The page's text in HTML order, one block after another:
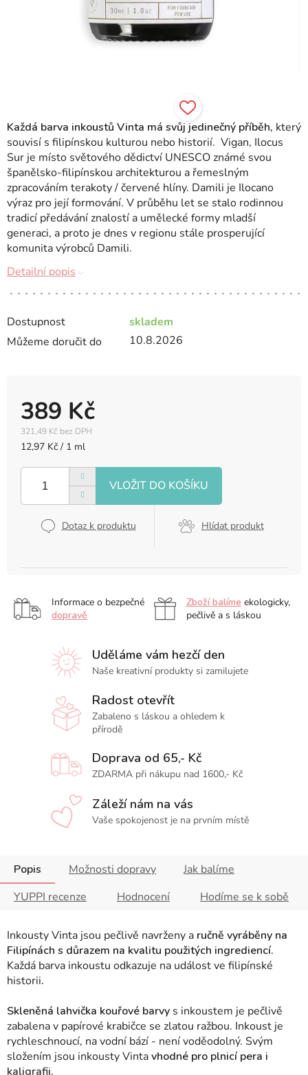
Dostupnost
skladem
Můžeme doručit do
10.8.2026
389 Kč
321,49 Kč bez DPH
Měrná
12,97 Kč / 1 ml
Dotaz k produktu Hlídat produkt
Každá barva inkoustů Vinta má svůj jedinečný příběh, který
souvisí s filipínskou kulturou nebo historií. Vigan, Ilocus
Sur je místo světového dědictví UNESCO známé svou
španělsko-filipínskou architekturou a řemeslným
zpracováním terakoty / červené hlíny. Damili je Ilocano
výraz pro její formování. V průběhu let se stalo rodinnou
tradicí předávání znalostí a umělecké formy mladší
generaci, a proto je dnes v regionu stále prosperující
komunita výrobců Damili.
Detailní popis
Informace o bezpečné
dopravě
Zboží balíme ekologicky,
pečlivě a s láskou
Uděláme vám hezčí den
Naše kreativní produkty si zamilujete
Radost otevřít
Zabaleno s láskou a ohledem k
přírodě
Doprava od 65,- Kč
ZDARMA při nákupu nad 1600,- Kč
Záleží nám na vás
Vaše spokojenost je na prvním místě
Popis Možnosti dopravy
Jak balíme
YUPPI recenze
Hodnocení Hodíme se k sobě
Inkousty Vinta jsou pečlivě navrženy a ručně vyráběny na
Filipínách s důrazem na kvalitu použitých ingrediencí.
Každá barva inkoustu odkazuje na událost ve filipínské
historii.
Skleněná lahvička kouřové barvy s inkoustem je pečlivě
zabalena v papírové krabičce se zlatou ražbou. Inkoust je
rychleschnoucí, na vodní bází - není voděodolný. Svým
složením jsou inkousty Vintavhodné pro plnicí pera i
kaligrafii.